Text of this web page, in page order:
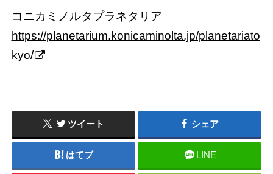
コニカミノルタプラネタリア
https://planetarium.konicaminolta.jp/planetariato
kyo/
ツイート シェア
はてブ LINE